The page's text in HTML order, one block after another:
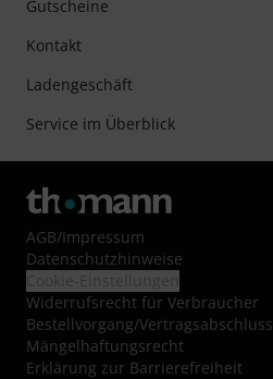
Gutscheine
Kontakt
Ladengeschäft
Service im Überblick
AGB/Impressum
Datenschutzhinweise
Widerrufsrecht für Verbraucher
Bestellvorgang/Vertragsabschluss
Mängelhaftungsrecht
Erklärung zur Barrierefreiheit